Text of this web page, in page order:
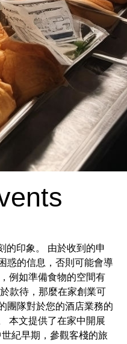
的印象。 由於收到的申
惑的信息，否則可能會導
例如準備食物的空間有
款待，那麼在家創業可
團隊對於您的酒店業務的
本文提供了在家中開展
紀早期，參觀客棧的旅